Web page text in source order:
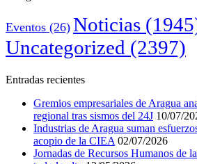
Eventos (26) Noticias
Uncategorized (2397)
Entradas recientes
Gremios empresariales de Aragua
regional tras sismos del 24J 10/07/
Industrias de Aragua suman
acopio de la CIEA 02/07/2026
Jornadas de Recursos Humanos de